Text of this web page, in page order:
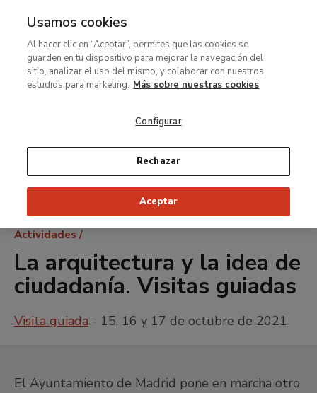
MENÚ
contenido
principal
Ruta
de
navegación
Actividades
La arquitectura y la idea de
ciudadanía. Visitas guiadas
Visita guiada - 15, 16 y 17 de octubre de 2021
El Ayuntamiento de Madrid pone en marcha otro
Usamos cookies
Al hacer clic en “Aceptar”, permites que las cookies se
guarden en tu dispositivo para mejorar la navegación del
sitio, analizar el uso del mismo, y colaborar con nuestros
estudios para marketing. Más sobre nuestras cookies
Configurar
Rechazar
Aceptar